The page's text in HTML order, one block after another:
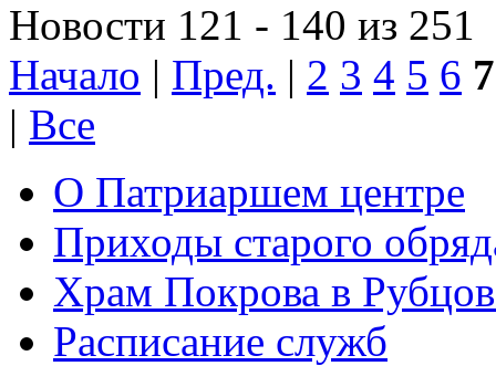
Новости 121 - 140 из 251
Начало | Пред. | 2 3 4 5 6 7
| Все
О Патриаршем центре
Приходы старого
Храм Покрова в
Расписание служб